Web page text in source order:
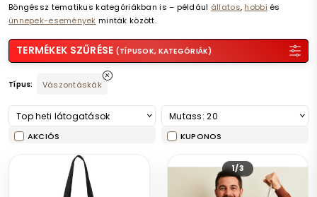
Böngéssz tematikus kategóriákban is – például állatos, hobbi és
ünnepek-események minták között.
TERMÉKEK SZŰRÉSE (TÍPUSOK, KATEGÓRIÁK)
Típus: Vászontáskák
Top heti látogatások Mutass: 20
AKCIÓS KUPONOS
1/3